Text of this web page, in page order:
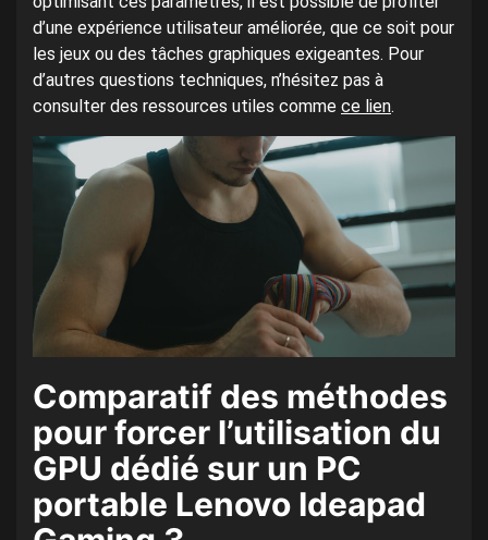
d’une expérience utilisateur améliorée, que ce soit pour
les jeux ou des tâches graphiques exigeantes. Pour
d’autres questions techniques, n’hésitez pas à
consulter des ressources utiles comme ce lien.
Comparatif des méthodes
pour forcer l’utilisation du
GPU dédié sur un PC
portable Lenovo Ideapad